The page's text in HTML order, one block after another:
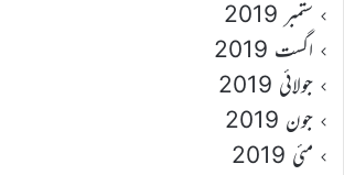
ستمبر 2019
اگست 2019
جولائی 2019
جون 2019
مئی 2019